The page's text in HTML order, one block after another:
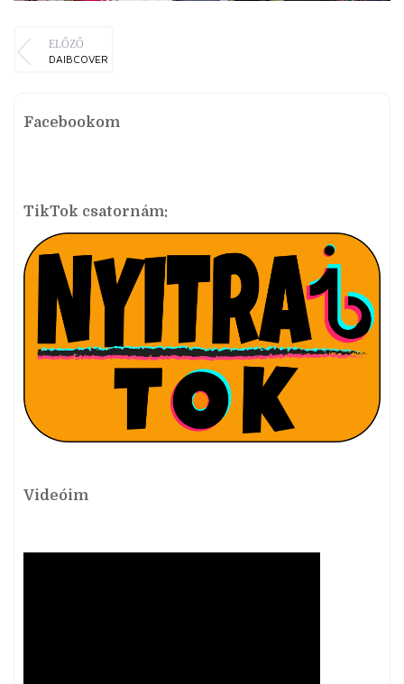
ELŐZŐ
DAIBCOVER
Facebookom
TikTok csatornám:
Videóim